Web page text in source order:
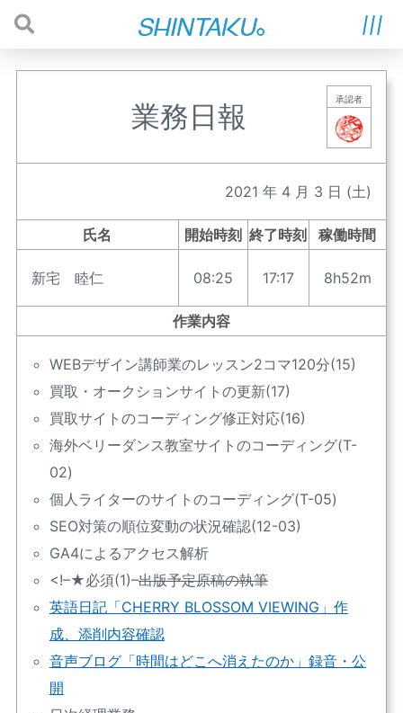
業務日報 承認者
2021 年 4 月 3 日 (土)
氏名 開始時刻 終了時刻 稼働時間
新宅 睦仁 08:25 17:17 8h52m
作業内容
WEBデザイン講師業のレッスン2コマ120分(15)
買取・オークションサイトの更新(17)
買取サイトのコーディング修正対応(16)
海外ベリーダンス教室サイトのコーディング(T-
02)
個人ライターのサイトのコーディング(T-05)
SEO対策の順位変動の状況確認(12-03)
GA4によるアクセス解析
<!–★必須(1)–出版予定原稿の執筆
英語日記「CHERRY BLOSSOM VIEWING」作
成、添削内容確認
音声ブログ「時間はどこへ消えたのか」録音・公
開